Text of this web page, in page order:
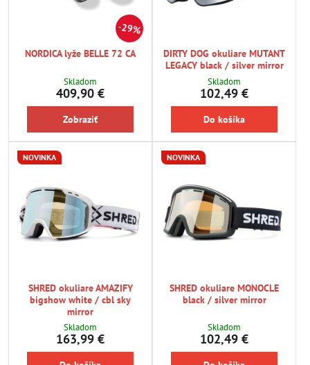
29%
NORDICA lyže BELLE 72 CA
Skladom
409,90 €
Zobraziť
DIRTY DOG okuliare MUTANT
LEGACY black / silver mirror
Skladom
102,49 €
Do košíka
NOVINKA
SHRED okuliare AMAZIFY
bigshow white / cbl sky
mirror
Skladom
163,99 €
NOVINKA
SHRED okuliare MONOCLE
black / silver mirror
Skladom
102,49 €